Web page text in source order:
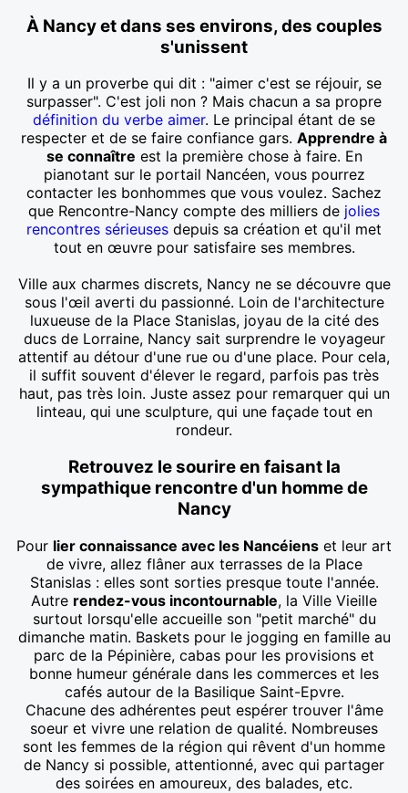
À Nancy et dans ses environs, des couples
s'unissent
Il y a un proverbe qui dit : "aimer c'est se réjouir, se
surpasser". C'est joli non ? Mais chacun a sa propre
définition du verbe aimer. Le principal étant de se
respecter et de se faire confiance gars. Apprendre à
se connaître est la première chose à faire. En
pianotant sur le portail Nancéen, vous pourrez
contacter les bonhommes que vous voulez. Sachez
que Rencontre-Nancy compte des milliers de jolies
rencontres sérieuses depuis sa création et qu'il met
tout en œuvre pour satisfaire ses membres.
Ville aux charmes discrets, Nancy ne se découvre que
sous l'œil averti du passionné. Loin de l'architecture
luxueuse de la Place Stanislas, joyau de la cité des
ducs de Lorraine, Nancy sait surprendre le voyageur
attentif au détour d'une rue ou d'une place. Pour cela,
il suffit souvent d'élever le regard, parfois pas très
haut, pas très loin. Juste assez pour remarquer qui un
linteau, qui une sculpture, qui une façade tout en
rondeur.
Retrouvez le sourire en faisant la
sympathique rencontre d'un homme de
Nancy
Pour lier connaissance avec les Nancéiens et leur art
de vivre, allez flâner aux terrasses de la Place
Stanislas : elles sont sorties presque toute l'année.
Autre rendez-vous incontournable, la Ville Vieille
surtout lorsqu'elle accueille son "petit marché" du
dimanche matin. Baskets pour le jogging en famille au
parc de la Pépinière, cabas pour les provisions et
bonne humeur générale dans les commerces et les
cafés autour de la Basilique Saint-Epvre.
Chacune des adhérentes peut espérer trouver l'âme
soeur et vivre une relation de qualité. Nombreuses
sont les femmes de la région qui rêvent d'un homme
de Nancy si possible, attentionné, avec qui partager
des soirées en amoureux, des balades, etc.